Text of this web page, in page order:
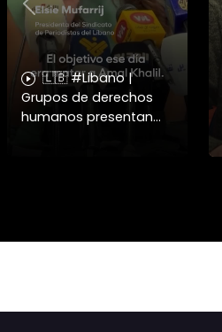
🇱🇧 #Libano |
Grupos de derechos
humanos presentan
Previous